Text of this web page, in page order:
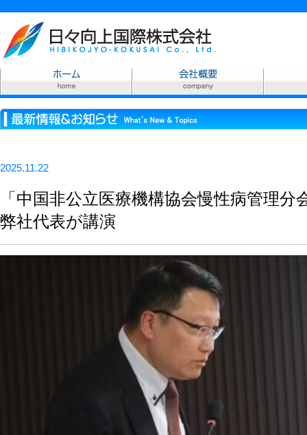
2025.11.22
「中国非公立医療機構協会慢性病管理分
弊社代表が講演